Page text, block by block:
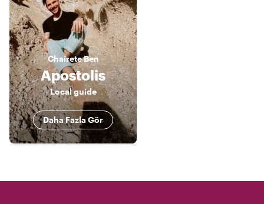
ChaíreteBen
Apostolis
Local guide
Daha Fazla Gör